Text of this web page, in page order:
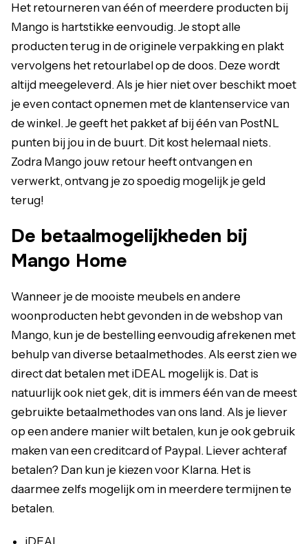
Het retourneren van één of meerdere producten bij
Mango is hartstikke eenvoudig. Je stopt alle
producten terug in de originele verpakking en plakt
vervolgens het retourlabel op de doos. Deze wordt
altijd meegeleverd. Als je hier niet over beschikt moet
je even contact opnemen met de klantenservice van
de winkel. Je geeft het pakket af bij één van PostNL
punten bij jou in de buurt. Dit kost helemaal niets.
Zodra Mango jouw retour heeft ontvangen en
verwerkt, ontvang je zo spoedig mogelijk je geld
terug!
De betaalmogelijkheden bij
Mango Home
Wanneer je de mooiste meubels en andere
woonproducten hebt gevonden in de webshop van
Mango, kun je de bestelling eenvoudig afrekenen met
behulp van diverse betaalmethodes. Als eerst zien we
direct dat betalen met iDEAL mogelijk is. Dat is
natuurlijk ook niet gek, dit is immers één van de meest
gebruikte betaalmethodes van ons land. Als je liever
op een andere manier wilt betalen, kun je ook gebruik
maken van een creditcard of Paypal. Liever achteraf
betalen? Dan kun je kiezen voor Klarna. Het is
daarmee zelfs mogelijk om in meerdere termijnen te
betalen.